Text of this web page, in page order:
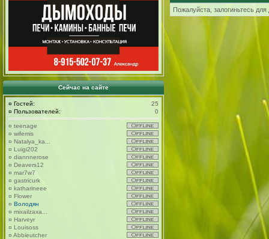
Сейчас на сайте
¤ Гостей:
25
¤ Пользователей: 0
¤ teenage
¤ wifemis
¤ Natalya_ka...
¤ Luigi202
¤ diannnerose
¤ Deavers12
¤ mar7w7
¤ gastricurk
¤ katharineee
¤ Flower
¤ Володян
¤ mixailzaxa...
¤ Harveyr
¤ Louisoss
¤ Abbieutcher
Пожалуйста, залогиньтесь